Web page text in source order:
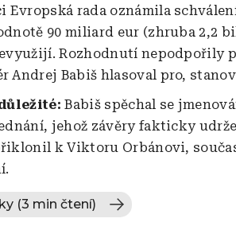
Evropská rada oznámila
90 miliard eur (zhruba 2,2
Rozhodnutí nepodpořily
Andrej Babiš hlasoval pro,
důležité:Babiš spěchal se
jehož závěry fakticky
k Viktoru Orbánovi,
(3 min čtení)